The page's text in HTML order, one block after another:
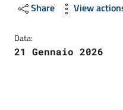
Share
View
Data:
21 Gennaio 2026